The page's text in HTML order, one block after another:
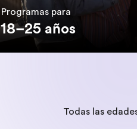
Programas para
18–25 años
Todas las